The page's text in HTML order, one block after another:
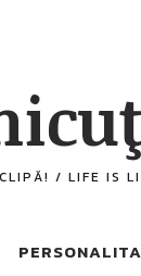
/ LIFE IS